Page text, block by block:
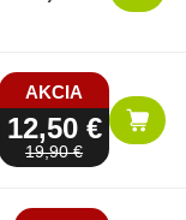
AKCIA
12,50 €
19,90 €